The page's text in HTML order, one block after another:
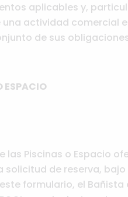
aplicables y,
actividad comercial
de sus
ESPACIO
las Piscinas o Espacio
solicitud de reserva,
este formulario, el